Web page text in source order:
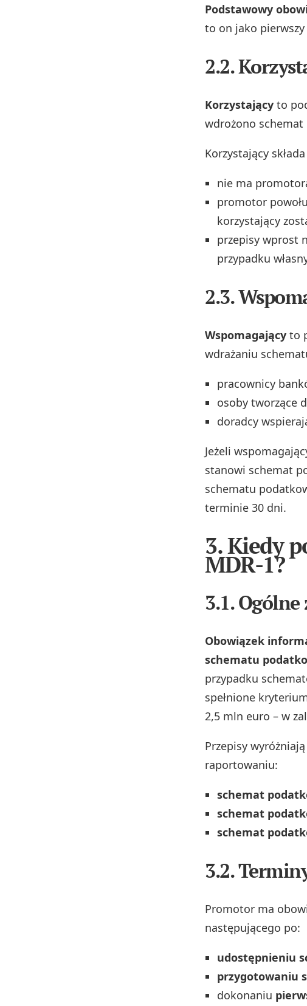
Podstawowy
to on jako
2.2.
Korzystający to
wdrożono
Korzystający
nie ma
promotor
korzystający
przepisy wprost
przypadku
2.3.
Wspomagający to
wdrażaniu
pracownicy
osoby tworzące
doradcy
Jeżeli
stanowi schemat
schematu
terminie 30 dni.
3. Kiedy
MDR-1?
3.1.
Obowiązek
schematu
przypadku
spełnione
2,5 mln euro – w
Przepisy
raportowaniu:
schemat
schemat
schemat
3.2.
Promotor ma
następującego po:
udostępnieniu
przygotowaniu
dokonaniu